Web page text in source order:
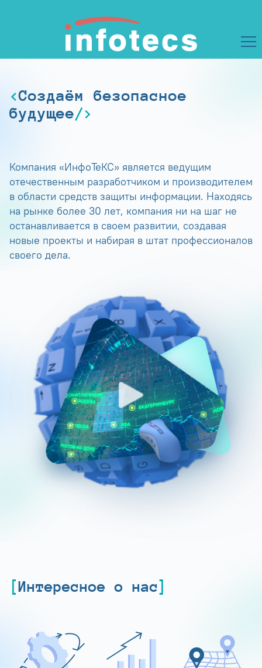
Создаём безопасное
будущее
Компания «ИнфоТеКС» является ведущим
отечественным разработчиком и производителем
в области средств защиты информации. Находясь
на рынке более 30 лет, компания ни на шаг не
останавливается в своем развитии, создавая
новые проекты и набирая в штат профессионалов
своего дела.
Интересное о нас